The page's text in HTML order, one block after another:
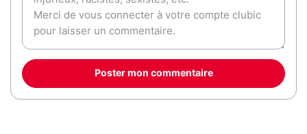
Poster mon commentaire